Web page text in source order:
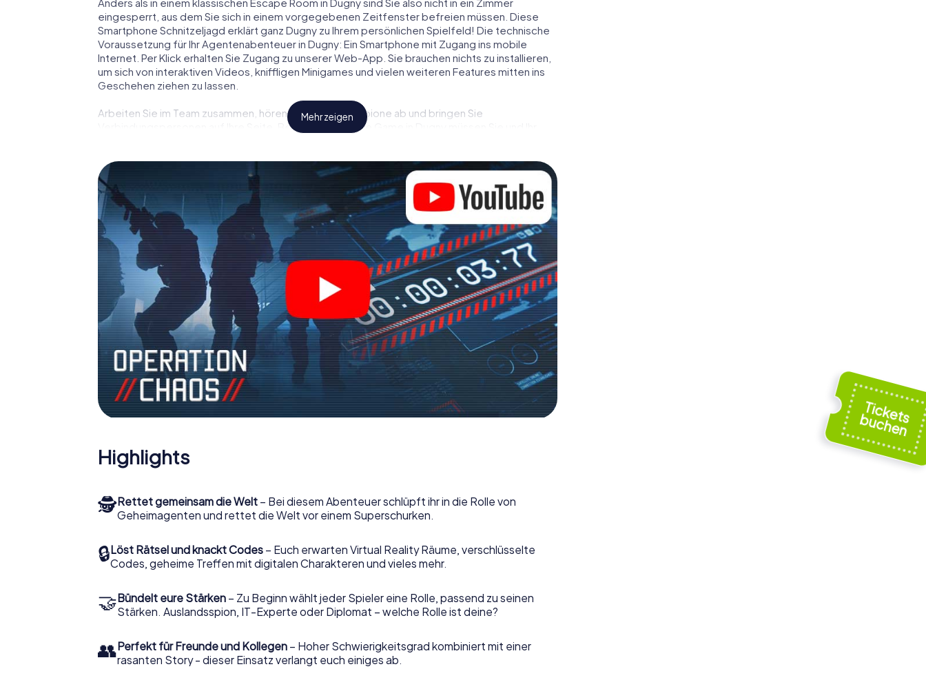
eingesperrt, aus dem Sie sich in einem vorgegebenen Zeitfenster befreien müssen. Diese
Smartphone Schnitzeljagd erklärt ganz Dugny zu Ihrem persönlichen Spielfeld! Die technische
Voraussetzung für Ihr Agentenabenteuer in Dugny: Ein Smartphone mit Zugang ins mobile
Internet. Per Klick erhalten Sie Zugang zu unserer Web-App. Sie brauchen nichts zu installieren,
um sich von interaktiven Videos, kniffligen Minigames und vielen weiteren Features mitten ins
Geschehen ziehen zu lassen.
Arbeiten Sie im Team zusammen, hören Sie feindliche Spione ab und bringen Sie
Verbindungspersonen auf Ihre Seite. Bei diesem Escape Game in Dugny müssen Sie und Ihr
Team im Highscore von Dugny und erhalten Zugang zu Ihrer ganz persönlichen Bildergalerie.
Das myCityHunt Escape Game macht Dugny zu Ihrem ganz persönlichen Erlebnisspielplatz.
Holen Sie sich Ihre Tickets in die Welt der Spionage und Geheimagenten und verwandeln Sie
Dugny in einen Outdoor Escape Room!
Mehr zeigen
Highlights
🕵Rettet gemeinsam die Welt – Bei diesem Abenteuer schlüpft ihr in die Rolle von
Geheimagenten und rettet die Welt vor einem Superschurken.
🔒Löst Rätsel und knackt Codes – Euch erwarten Virtual Reality Räume, verschlüsselte
Codes, geheime Treffen mit digitalen Charakteren und vieles mehr.
🤝Bündelt eure Stärken – Zu Beginn wählt jeder Spieler eine Rolle, passend zu seinen
Stärken. Auslandsspion, IT-Experte oder Diplomat – welche Rolle ist deine?
👥Perfekt für Freunde und Kollegen – Hoher Schwierigkeitsgrad kombiniert mit einer
rasanten Story - dieser Einsatz verlangt euch einiges ab.